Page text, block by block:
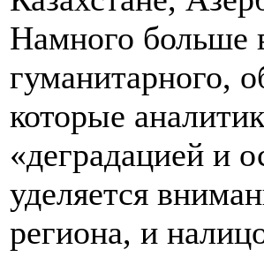
Намного больше
гуманитарного,
которые
«деградацией и
уделяется
региона, и